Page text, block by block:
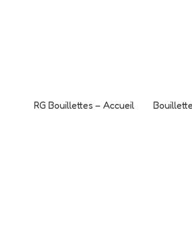
RG Bouillettes – Accueil